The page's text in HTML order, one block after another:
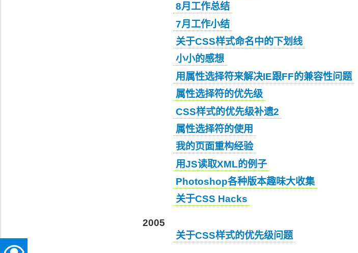
8月工作总结
7月工作小结
关于CSS样式命名中的下划线
小小的感想
用属性选择符来解决IE跟FF的兼容性问题
属性选择符的优先级
CSS样式的优先级补遗2
属性选择符的使用
我的页面重构经验
用JS读取XML的例子
Photoshop各种版本趣味大收集
关于CSS Hacks
2005
关于CSS样式的优先级问题